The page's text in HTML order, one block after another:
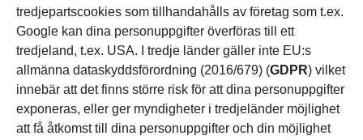
tredjepartscookies som tillhandahålls av företag som t.ex.
Google kan dina personuppgifter överföras till ett
tredjeland, t.ex. USA. I tredje länder gäller inte EU:s
allmänna dataskyddsförordning (2016/679) (GDPR) vilket
innebär att det finns större risk för att dina personuppgifter
exponeras, eller ger myndigheter i tredjeländer möjlighet
att få åtkomst till dina personuppgifter och din möjlighet